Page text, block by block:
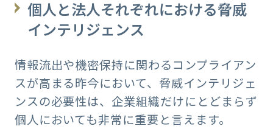
個人と法人それぞれにおける脅威
インテリジェンス
情報流出や機密保持に関わるコンプライアン
スが高まる昨今において、脅威インテリジェ
ンスの必要性は、企業組織だけにとどまらず
個人においても非常に重要と言えます。